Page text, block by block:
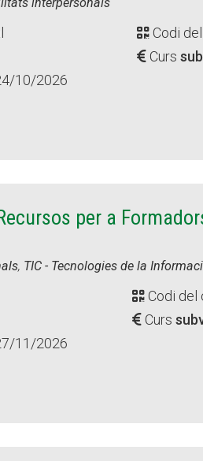
Codi
Curs
10/2026
per a
, TIC - Tecnologies de la
Codi del
Curs
11/2026